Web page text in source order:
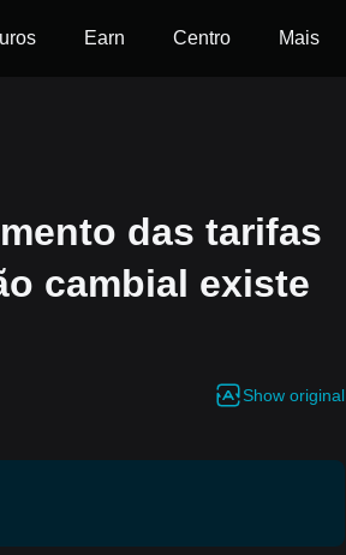
Earn Centro Mais
das tarifas
cambial existe
Show original